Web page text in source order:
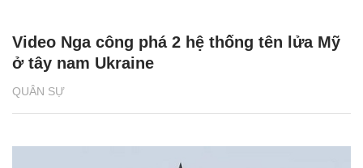
QUÂN SỰ
Video Nga công phá 2 hệ thống tên lửa Mỹ
ở tây nam Ukraine